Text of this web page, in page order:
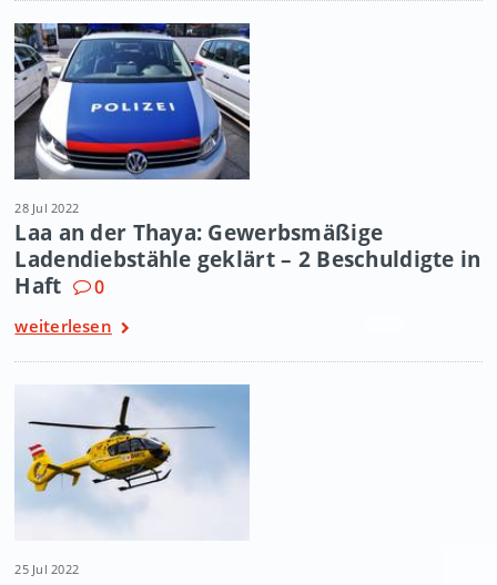
28 Jul 2022
Laa an der Thaya: Gewerbsmäßige
Ladendiebstähle geklärt – 2 Beschuldigte in
Haft
0
weiterlesen
25 Jul 2022